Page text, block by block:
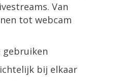
Van
tot webcam
gebruiken
bij elkaar